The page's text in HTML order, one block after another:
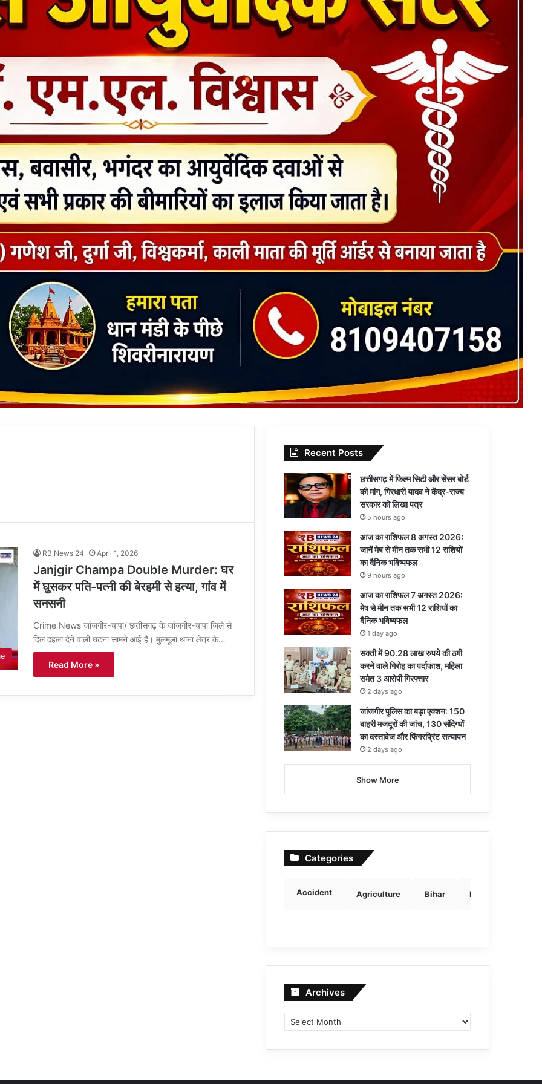
RB News 24 April 1, 2026
Janjgir Champa Double Murder: घर
में घुसकर पति-पत्नी की बेरहमी से हत्या, गांव में
सनसनी
Crime News जांजगीर-चांपा/ छत्तीसगढ़ के जांजगीर-चांपा जिले से
दिल दहला देने वाली घटना सामने आई है। मुलमूला थाना क्षेत्र के…
Read More »
Recent Posts
छत्तीसगढ़ में फिल्म सिटी और सेंसर बोर्ड
की मांग, गिरधारी यादव ने केंद्र-राज्य
सरकार को लिखा पत्र
5 hours ago
आज का राशिफल 8 अगस्त 2026:
जानें मेष से मीन तक सभी 12 राशियों
का दैनिक भविष्यफल
9 hours ago
आज का राशिफल 7 अगस्त 2026:
मेष से मीन तक सभी 12 राशियों का
दैनिक भविष्यफल
1 day ago
सक्ती में 90.28 लाख रुपये की ठगी
करने वाले गिरोह का पर्दाफाश, महिला
समेत 3 आरोपी गिरफ्तार
2 days ago
जांजगीर पुलिस का बड़ा एक्शन: 150
बाहरी मजदूरों की जांच, 130 संदिग्धों
का दस्तावेज और फिंगरप्रिंट सत्यापन
2 days ago
Show More
Categories
Accident Agriculture Bihar Breaking news
Archives Archives